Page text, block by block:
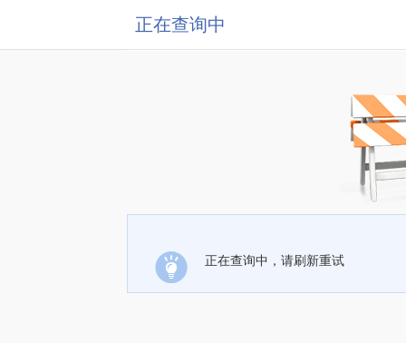
正在查询中
正在查询中，请刷新重试